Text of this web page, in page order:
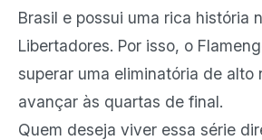
Brasil e possui uma rica história
Libertadores. Por isso, o
superar uma eliminatória de alto
avançar às quartas de final.
Quem deseja viver essa série